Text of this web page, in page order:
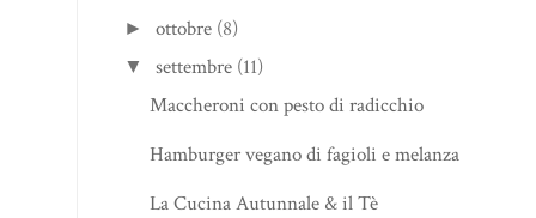
►ottobre (8)
▼ settembre (11)
Maccheroni con pesto di radicchio
Hamburger vegano di fagioli e melanzane
La Cucina Autunnale & il Tè